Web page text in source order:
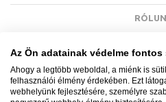
EGYÉB
VÁSÁRLÓI
Az Ön adatainak védelme fontos
Ahogy a legtöbb weboldal, a miénk is
felhasználói élmény érdekében. Ezt
webhelyünk fejlesztésére, személyre